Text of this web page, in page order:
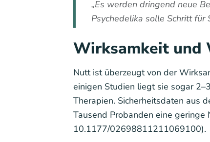
„Es werden dringend neue
Psychedelika solle Schritt
Wirksamkeit und
Nutt ist überzeugt von der
einigen Studien liegt sie sogar
Therapien. Sicherheitsdaten aus
Tausend Probanden eine
10.1177/02698811211069100).